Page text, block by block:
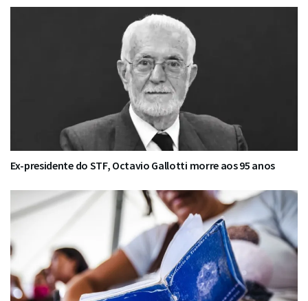
Ex-presidente do STF, Octavio Gallotti morre aos 95 anos